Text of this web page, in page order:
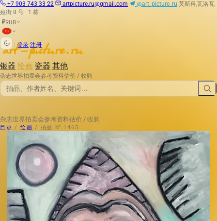
+7 903 743 33 22 artpicture.ru@gmail.com @art_picture_ru 莫斯科,瓦洛瓦
娅街 8 号 · 1 栋
₽RUB
登录 注册
银器 绘画 瓷器 其他
杂志世界拍卖会参考资料估价 / 收购
杂志世界拍卖会参考资料估价 / 收购
目录 / 绘画 / 拍品 № 1465